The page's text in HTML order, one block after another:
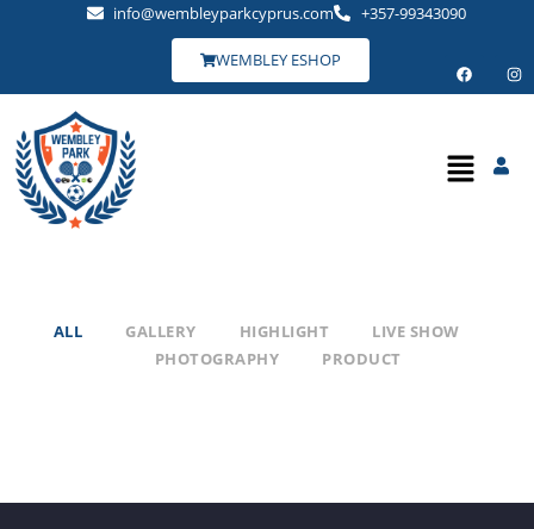
info@wembleyparkcyprus.com +357-99343090
WEMBLEY ESHOP
ALL GALLERY HIGHLIGHT
LIVE SHOW
PHOTOGRAPHY
PRODUCT